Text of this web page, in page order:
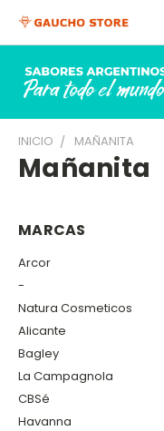
INICIO MAÑANITA
Mañanita
MARCAS
Arcor
-
Natura Cosmeticos
Alicante
Bagley
La Campagnola
CBSé
Havanna